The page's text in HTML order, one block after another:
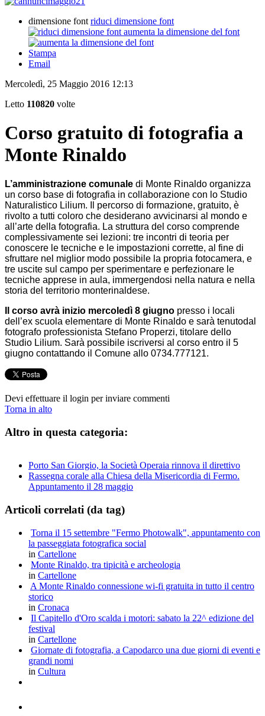
dimensione font riduci dimensione font
aumenta la dimensione del font
Stampa
Email
Mercoledì, 25 Maggio 2016 12:13
Letto 110820 volte
Corso gratuito di fotografia a
Monte Rinaldo
L’amministrazione comunale di Monte Rinaldo organizza
un corso base di fotografia in collaborazione con lo Studio
Naturalistico Lilium. Il percorso di formazione, gratuito, è
rivolto a tutti coloro che desiderano avvicinarsi al mondo e
all’arte della fotografia. La struttura del corso comprende
complessivamente sei lezioni: tre incontri di teoria per
conoscere le tecniche e le impostazioni corrette, al fine di
sfruttare nel miglior modo possibile la propria fotocamera, e
tre uscite sul campo per sperimentare e perfezionare le
tecniche apprese in aula, immergendosi nella natura e nella
storia del territorio monterinaldese.
Il corso avrà inizio mercoledì 8 giugno presso i locali
dell’ex scuola elementare di Monte Rinaldo e sarà tenutodal
fotografo professionista Stefano Properzi, titolare dello
Studio Lilium. Sarà possibile iscriversi al corso entro il 5
giugno contattando il Comune allo 0734.777121.
Devi effettuare il login per inviare commenti
Torna in alto
Altro in questa categoria:
Porto San Giorgio, la Società Operaia rinnova il direttivo
Rassegna corale alla Chiesa della Misericordia di Fermo.
Appuntamento il 28 maggio
Articoli correlati (da tag)
Torna il 15 settembre "Fermo Photowalk", appuntamento con
la passeggiata fotografica social
in Cartellone
Monte Rinaldo, tra tipicità e archeologia
in Cartellone
A Monte Rinaldo connessione wi-fi gratuita in tutto il centro
storico
in Cronaca
Il Capitello d'Oro scalda i motori: sabato la 22^ edizione del
festival
in Cartellone
Giornate di fotografia, a Capodarco una due giorni di eventi e
grandi nomi
in Cultura